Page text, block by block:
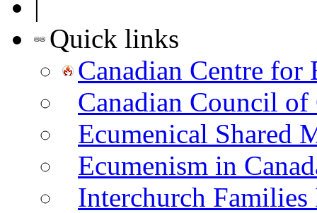
|
Quick links
Canadian Centre for
Canadian Council of
Ecumenical Shared
Ecumenism in
Interchurch